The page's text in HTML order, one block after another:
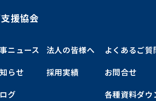
援協会
ニュース
らせ
グ
法人の皆様へ
採用実績
よくあるご質
お問合せ
各種資料ダウ